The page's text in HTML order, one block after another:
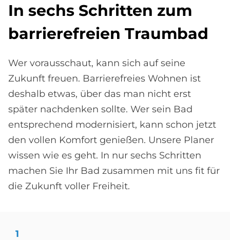
In sechs Schrit­ten zum
bar­rie­re­frei­en Traum­bad
Wer vorausschaut, kann sich auf seine
Zukunft freuen. Barrierefreies Wohnen ist
deshalb etwas, über das man nicht erst
später nachdenken sollte. Wer sein Bad
entsprechend modernisiert, kann schon jetzt
den vollen Komfort genießen. Unsere Planer
wissen wie es geht. In nur sechs Schritten
machen Sie Ihr Bad zusammen mit uns fit für
die Zukunft voller Freiheit.
1